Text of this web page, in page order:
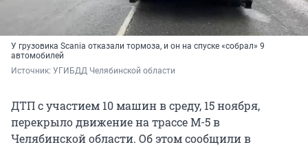
У грузовика Scania отказали тормоза, и он на спуске «собрал» 9
автомобилей
Источник: УГИБДД Челябинской области
ДТП с участием 10 машин в среду, 15 ноября,
перекрыло движение на трассе М-5 в
Челябинской области. Об этом сообщили в